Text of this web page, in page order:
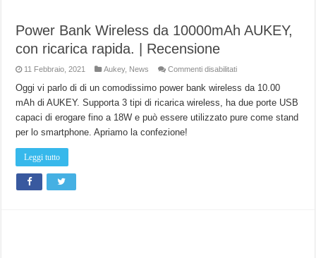
Power Bank Wireless da 10000mAh AUKEY,
con ricarica rapida. | Recensione
11 Febbraio, 2021 Aukey, News Commenti disabilitatisu
Bank
Wireless
da
10000mAh
AUKEY,
Oggi vi parlo di di un comodissimo power bank wireless da 10.00
mAh di AUKEY. Supporta 3 tipi di ricarica wireless, ha due porte USB
capaci di erogare fino a 18W e può essere utilizzato pure come stand
per lo smartphone. Apriamo la confezione!
Leggi tutto